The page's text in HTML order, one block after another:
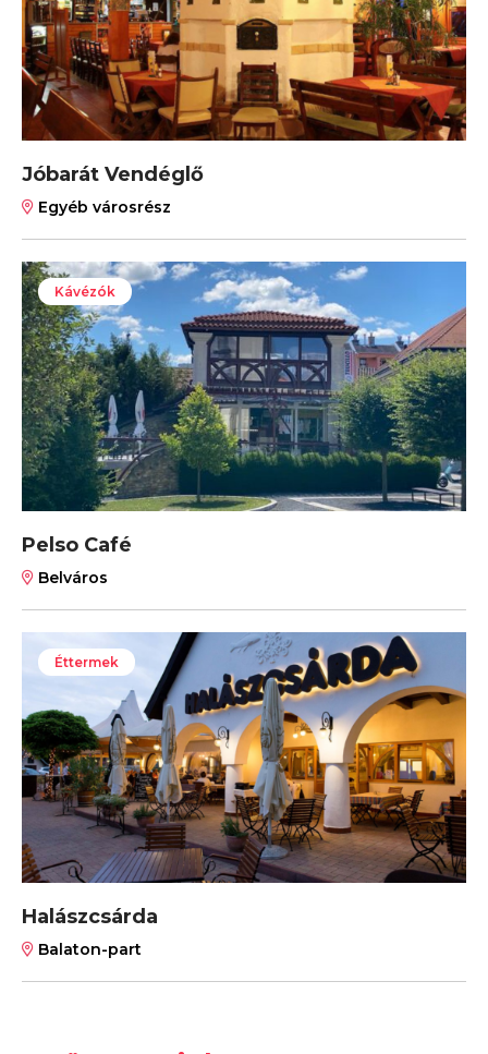
Jóbarát Vendéglő
Egyéb városrész
Kávézók
Pelso Café
Belváros
Éttermek
Halászcsárda
Balaton-part